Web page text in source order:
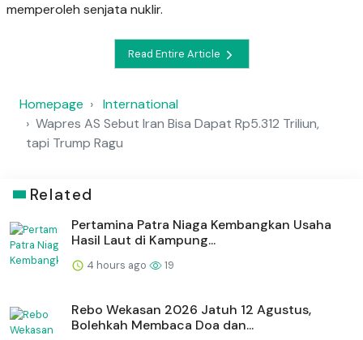
memperoleh senjata nuklir.
Read Entire Article
Homepage
International
Wapres AS Sebut Iran Bisa Dapat Rp5.312 Triliun,
tapi Trump Ragu
Related
Pertamina Patra Niaga Kembangkan Usaha
Hasil Laut di Kampung...
4 hours ago 19
Rebo Wekasan 2026 Jatuh 12 Agustus,
Bolehkah Membaca Doa dan...